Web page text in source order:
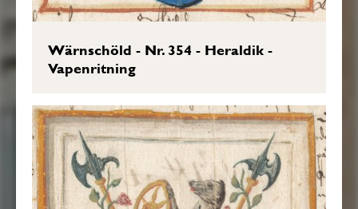
Wärnschöld - Nr. 354 - Heraldik -
Vapenritning